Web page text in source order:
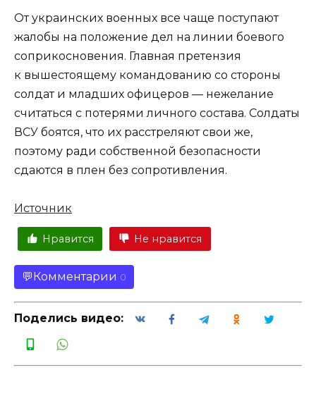
От украинских военных все чаще поступают
жалобы на положение дел на линии боевого
соприкосновения. Главная претензия
к вышестоящему командованию со стороны
солдат и младших офицеров — нежелание
считаться с потерями личного состава. Солдаты
ВСУ боятся, что их расстреляют свои же,
поэтому ради собственной безопасности
сдаются в плен без сопротивления.
Источник
Нравится Не нравится
Комментарии 0
Поделись видео: